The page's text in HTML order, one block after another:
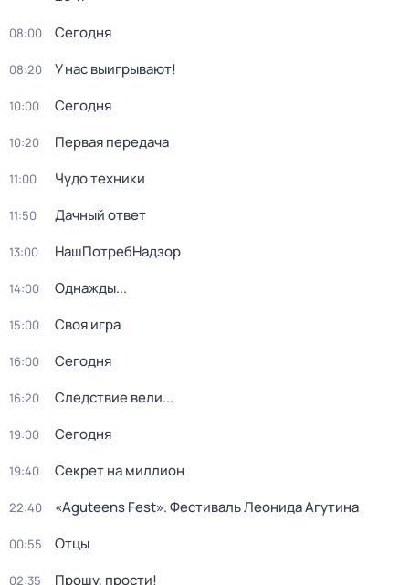
08:00 Сегодня
08:20 У нас выигрывают!
10:00 Сегодня
10:20 Первая передача
11:00 Чудо техники
11:50 Дачный ответ
13:00 НашПотребНадзор
14:00 Однажды...
15:00 Своя игра
16:00 Сегодня
16:20 Следствие вели...
19:00 Сегодня
19:40 Секрет на миллион
22:40 «Aguteens Fest». Фестиваль Леонида Агутина
00:55 Отцы
02:35 Прошу, прости!